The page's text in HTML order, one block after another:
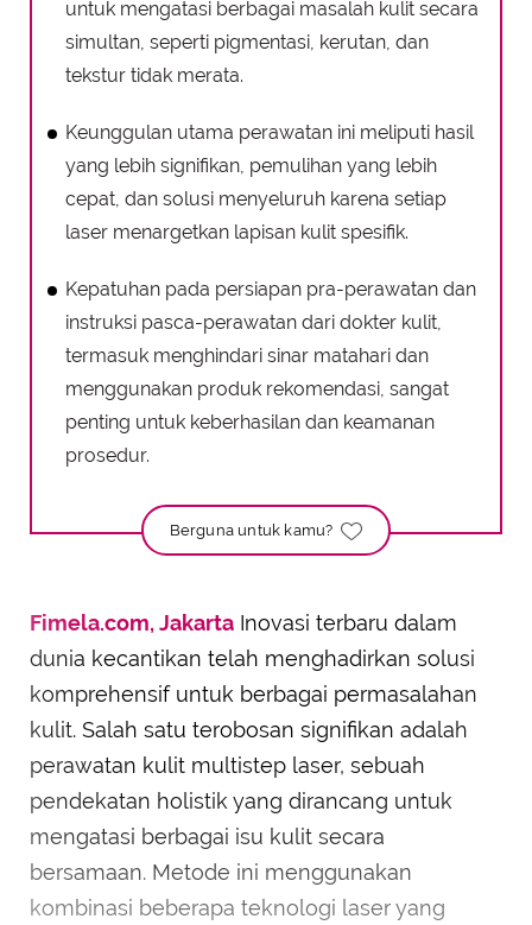
untuk mengatasi berbagai masalah kulit secara
simultan, seperti pigmentasi, kerutan, dan
tekstur tidak merata.
Keunggulan utama perawatan ini meliputi hasil
yang lebih signifikan, pemulihan yang lebih
cepat, dan solusi menyeluruh karena setiap
laser menargetkan lapisan kulit spesifik.
Kepatuhan pada persiapan pra-perawatan dan
instruksi pasca-perawatan dari dokter kulit,
termasuk menghindari sinar matahari dan
menggunakan produk rekomendasi, sangat
penting untuk keberhasilan dan keamanan
prosedur.
Berguna untuk kamu?
Fimela.com, Jakarta Inovasi terbaru dalam
dunia kecantikan telah menghadirkan solusi
komprehensif untuk berbagai permasalahan
kulit. Salah satu terobosan signifikan adalah
perawatan kulit multistep laser, sebuah
pendekatan holistik yang dirancang untuk
mengatasi berbagai isu kulit secara
bersamaan. Metode ini menggunakan
kombinasi beberapa teknologi laser yang